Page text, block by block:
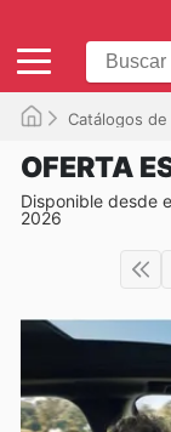
Catálogos
OFERTA
Disponible desde
2026